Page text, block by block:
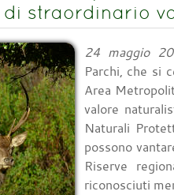
straordinario
24 maggio
Parchi, che si
Area
valore
Naturali
possono
Riserve
riconosciuti